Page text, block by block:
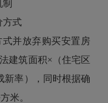
式
并放弃购买安置房
建筑面积×（住宅区
新率），同时根据确
米。